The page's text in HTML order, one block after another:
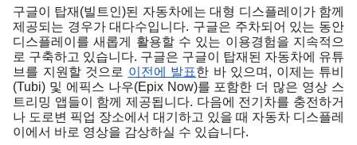
구글이 탑재(빌트인)된 자동차에는 대형 디스플레이가 함께
제공되는 경우가 대다수입니다. 구글은 주차되어 있는 동안
디스플레이를 새롭게 활용할 수 있는 이용경험을 지속적으
로 구축하고 있습니다. 구글은 구글이 탑재된 자동차에 유튜
브를 지원할 것으로 이전에 발표한 바 있으며, 이제는 튜비
(Tubi) 및 에픽스 나우(Epix Now)를 포함한 더 많은 영상 스
트리밍 앱들이 함께 제공됩니다. 다음에 전기차를 충전하거
나 도로변 픽업 장소에서 대기하고 있을 때 자동차 디스플레
이에서 바로 영상을 감상하실 수 있습니다.